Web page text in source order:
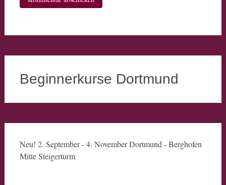
Beginnerkurse Dortmund
Neu! 2. September - 4. November Dortmund - Berghofen
Mitte Steigerturm